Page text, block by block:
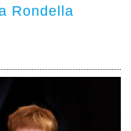
Rondella